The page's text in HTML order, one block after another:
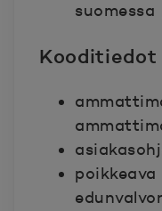
Kooditiedot